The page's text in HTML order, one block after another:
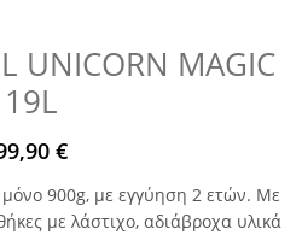
UNICORN MAGIC
19L
€
900g, με εγγύηση 2 ετών. Με
με λάστιχο, αδιάβροχα υλικά